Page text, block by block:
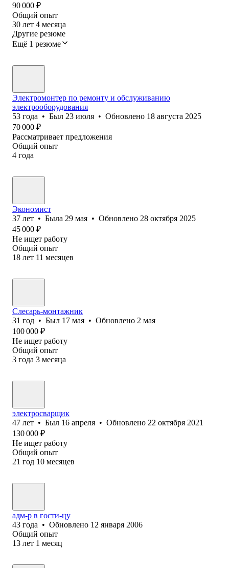
90 000 ₽
Общий опыт
30 лет 4 месяца
Другие резюме
Ещё 1 резюме
Электромонтер по ремонту и обслуживанию
электрооборудования
53 года • Был 23 июля • Обновлено 18 августа 2025
70 000 ₽
Рассматривает предложения
Общий опыт
4 года
Экономист
37 лет • Была 29 мая • Обновлено 28 октября 2025
45 000 ₽
Не ищет работу
Общий опыт
18 лет 11 месяцев
Слесарь-монтажник
31 год • Был 17 мая • Обновлено 2 мая
100 000 ₽
Не ищет работу
Общий опыт
3 года 3 месяца
электросварщик
47 лет • Был 16 апреля • Обновлено 22 октября 2021
130 000 ₽
Не ищет работу
Общий опыт
21 год 10 месяцев
адм-р в гости-цу
43 года • Обновлено 12 января 2006
Общий опыт
13 лет 1 месяц